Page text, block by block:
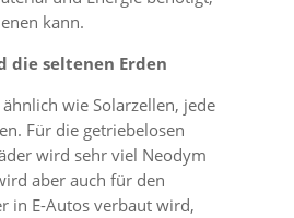
kann.
die seltenen Erden
wie Solarzellen, jede
Für die getriebelosen
wird sehr viel Neodym
aber auch für den
in E-Autos verbaut wird,